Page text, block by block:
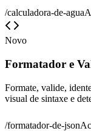
/calculadora-de-agua
Novo
Formatador e
Formate, valide,
visual de sintaxe e
/formatador-de-json